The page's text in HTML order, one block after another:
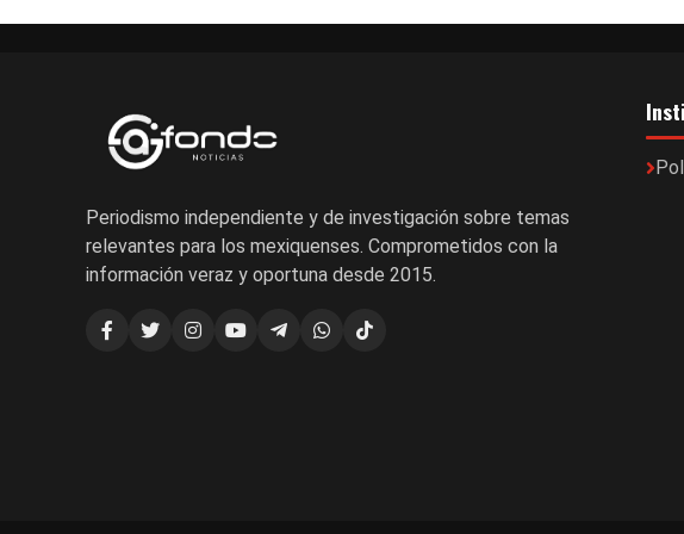
Periodismo independiente y de investigación sobre temas
relevantes para los mexiquenses. Comprometidos con la
información veraz y oportuna desde 2015.